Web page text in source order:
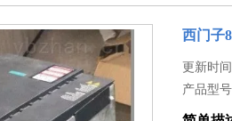
西门子
更新时
产品型